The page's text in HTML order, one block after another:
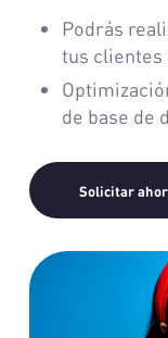
Podrás
tus clientes
de base de
Solicitar